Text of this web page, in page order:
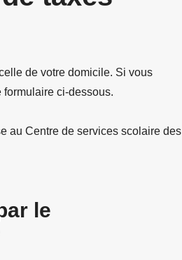
de votre domicile. Si vous
ci-dessous.
au Centre de services scolaire des
le